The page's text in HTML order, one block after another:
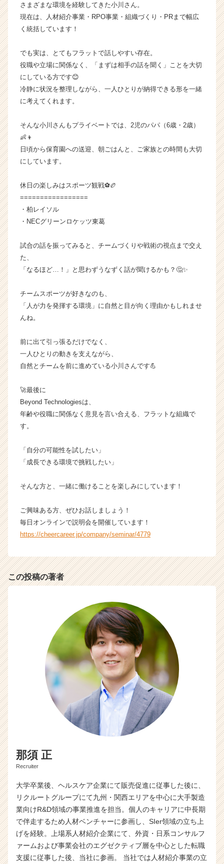
ベ
ン
ー・
長
業
ス
ト
く
就
チ
キ
リ
ア
e
r
C
e
r）
さまざまな環境を経験してきた小川さん。
現在は、人材紹介事業・RPO事業・組織づくり・PRまで幅広
く統括しています！
でも実は、とてもフラットで話しやすい存在。
役職や立場に関係なく、「まずは相手の話を聞く」ことを大切
にしている方です😊
冷静に状況を整理しながら、一人ひとりが納得できる形を一緒
に考えてくれます。
そんな小川さんもプライベートでは、2児のパパ（6歳・2歳）
👶👦
日頃から保育園への送迎、朝ごはんと、ご家族との時間も大切
にしています。
休日の楽しみはスポーツ観戦⚽🏉
=================
・柏レイソル
・NECグリーンロケッツ東葛
試合の話を振ってみると、チームづくりや戦術の視点まで交え
た、
「なるほど…！」と思わずうなずく話が聞けるかも？🤔✨
チームスポーツが好きなのも、
「人が力を発揮する環境」に自然と目が向く理由かもしれませ
んね。
前に出て引っ張るだけでなく、
一人ひとりの動きを支えながら、
自然とチームを前に進めている小川さんです💪
🚀最後に
Beyond Technologiesは、
年齢や役職に関係なく意見を言い合える、フラットな組織で
す。
「自分の可能性を試したい」
「成長できる環境で挑戦したい」
そんな方と、一緒に働けることを楽しみにしています！
ご興味ある方、ぜひお話しましょう！
毎日オンラインで説明会を開催しています！
https://cheercareer.jp/company/seminar/4779
この投稿の著者
那須 正
Recruiter
大学卒業後、ヘルスケア企業にて販売促進に従事した後に、
リクルートグループにて九州・関西エリアを中心に大手製造
業向けR&D領域の事業推進を担当。個人のキャリアに中長期
で伴走するため人材ベンチャーに参画し、SIer領域の立ち上
げを経験。上場系人材紹介企業にて、外資・日系コンサルフ
ァームおよび事業会社のエグゼクティブ層を中心とした転職
支援に従事した後、当社に参画。 当社では人材紹介事業の立